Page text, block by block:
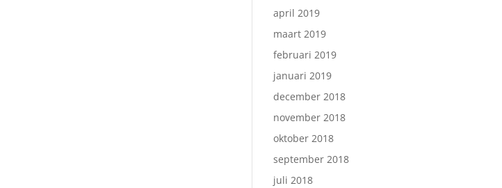
april 2019
maart 2019
februari 2019
januari 2019
december 2018
november 2018
oktober 2018
september 2018
juli 2018